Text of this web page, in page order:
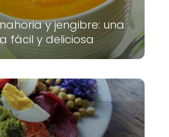
y jengibre: una
fácil y deliciosa